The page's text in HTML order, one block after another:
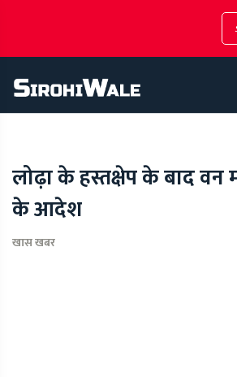
लोढ़ा के हस्तक्षेप के बाद वन
के आदेश
खास खबर